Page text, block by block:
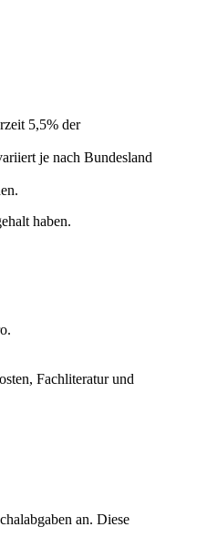
5,5% der
je nach Bundesland
haben.
Fachliteratur und
an. Diese